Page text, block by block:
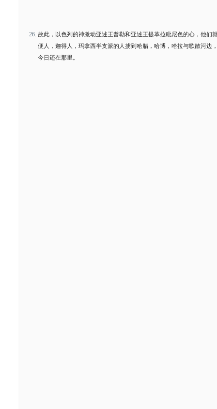
故此，以色列的神激动亚述王普勒和亚述王提革拉毗尼色的心，他们
便人，迦得人，玛拿西半支派的人掳到哈腊，哈博，哈拉与歌散河边
今日还在那里。